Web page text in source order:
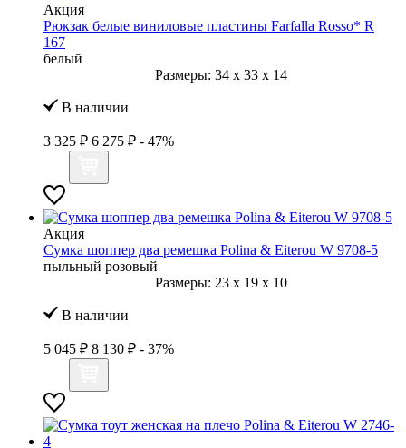
Акция
Рюкзак белые виниловые пластины Farfalla Rosso* R
167
белый
Размеры: 34 x 33 x 14
В наличии
3 325 ₽ 6 275 ₽ - 47%
Акция
Сумка шоппер два ремешка Polina & Eiterou W 9708-5
пыльный розовый
Размеры: 23 x 19 x 10
В наличии
5 045 ₽ 8 130 ₽ - 37%